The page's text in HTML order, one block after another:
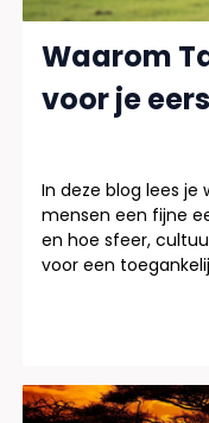
Waarom
voor je
In deze blog lees je
mensen een fijne
en hoe sfeer,
voor een